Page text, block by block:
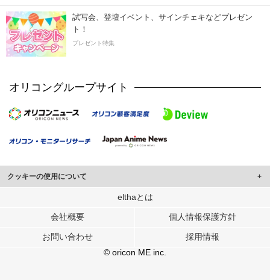
試写会、登壇イベント、サインチェキなどプレゼン
ト！
プレゼント特集
オリコングループサイト
クッキーの使用について
このサイトでは Cookie を使用して、ユーザーに合わせたコンテンツや広告の
行っています。
メディアや広告配信、データ解析の各パートナーに提供しています。
各パートナーは、この情報とユーザーが各パートナーに提供した他の情報や、
ユーザーが各パートナーのサービスを使用したときに収集した他の情報を組み
elthaとは
会社概要 個人情報保護方針
お問い合わせ
採用情報
© oricon ME inc.